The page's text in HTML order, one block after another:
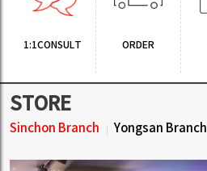
1:1CONSULT ORDER
STORE
Sinchon Branch Yongsan Branch